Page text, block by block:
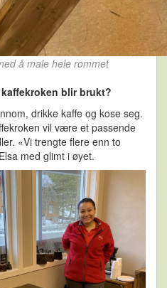
å male hele rommet
blir brukt?
drikke kaffe og kose seg.
vil være et passende
«Vi trengte flere enn to
med glimt i øyet.